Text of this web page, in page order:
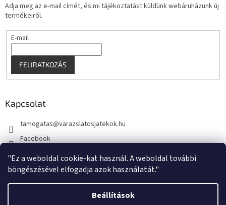
"Ez a weboldal cookie-kat használ. A weboldal további
böngészésével elfogadja azok használatát."
Beállítások
Adja meg az e-mail címét, és mi tájékoztatást küldünk webáruházunk új
termékeiről.
E-mail
FELIRATKOZÁS
Kapcsolat
tamogatas@varazslatosjatekok.hu
Facebook
kouzelnehry
Shoptet készítette